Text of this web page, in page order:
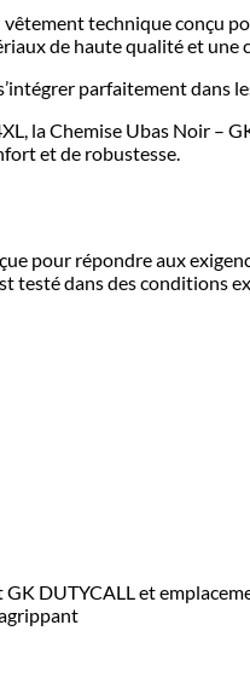
technique conçu
de haute qualité et
parfaitement dans
la Chemise Ubas Noir –
et de robustesse.
pour répondre aux
testé dans des conditions
DUTYCALL et